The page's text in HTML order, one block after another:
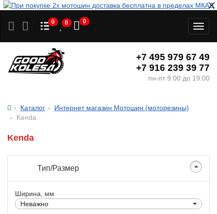
0 0 0
+7 495 979 67 49
+7 916 239 39 77
пн-пт 9:00 до 19:00
Каталог
Интернет магазин Мотошин (моторезины)
Kenda
Kenda
Тип/Размер
Ширина, мм
Неважно